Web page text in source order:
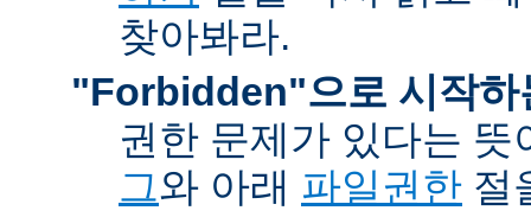
찾아봐라.
"Forbidden"으로 시작하
권한 문제가 있다는
그와 아래 파일권한 절